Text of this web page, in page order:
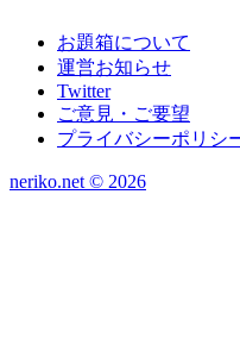
お題箱について
運営お知らせ
Twitter
ご意見・ご要望
プライバシーポリシ
neriko.net © 2026